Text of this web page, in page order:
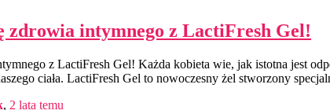
intymnego z LactiFresh Gel!
z LactiFresh Gel! Każda kobieta wie, jak istotna jest
ciała. LactiFresh Gel to nowoczesny żel stworzony
, 2 lata temu